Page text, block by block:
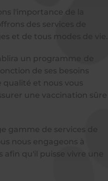
l'importance de la
des services de
et de tous modes de vie.
un programme
de ses besoins
qualité et nous vous
une vaccination sûre
gamme de services de
nous engageons à
qu'il puisse vivre une